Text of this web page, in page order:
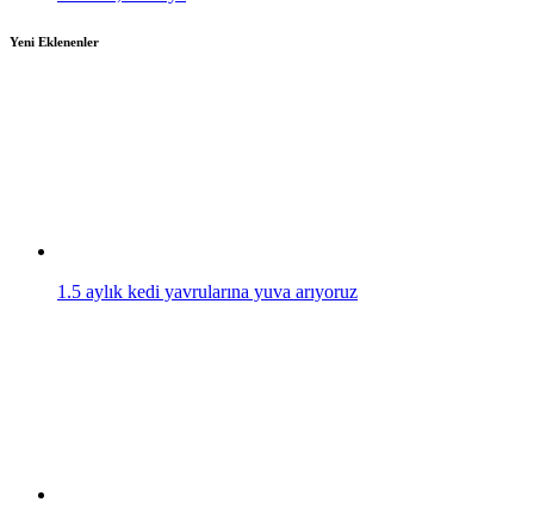
Yeni Eklenenler
1.5 aylık kedi yavrularına yuva arıyoruz